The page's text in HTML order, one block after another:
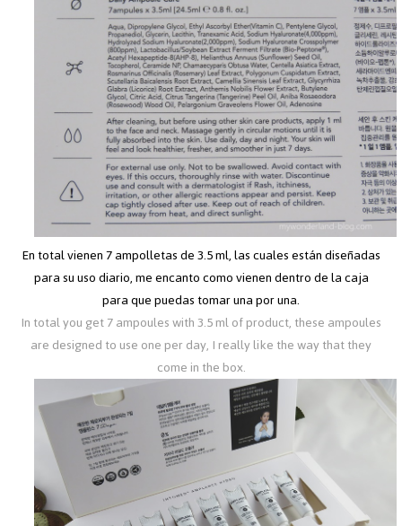
En total vienen 7 ampolletas de 3.5 ml, las cuales están diseñadas
para su uso diario, me encanto como vienen dentro de la caja
para que puedas tomar una por una.
In total you get 7 ampoules with 3.5 ml of product, these ampoules
are designed to use one per day, I really like the way that they
come in the box.